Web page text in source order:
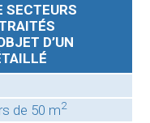
SECTEURS
D’UN
de 50 m2